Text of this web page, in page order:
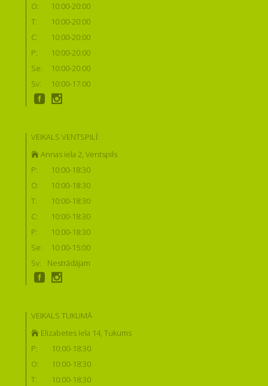
O:
10:00-20:00
T:
10:00-20:00
C:
10:00-20:00
P:
10:00-20:00
Se:
10:00-20:00
Sv:
10:00-17:00
VEIKALS VENTSPILĪ:
Annas iela 2, Ventspils
P:
10:00-18:30
O:
10:00-18:30
T:
10:00-18:30
C:
10:00-18:30
P:
10:00-18:30
Se:
10:00-15:00
Sv:
Nestrādājam
VEIKALS TUKUMĀ
Elizabetes iela 14, Tukums
P:
10:00-18:30
O:
10:00-18:30
T:
10:00-18:30